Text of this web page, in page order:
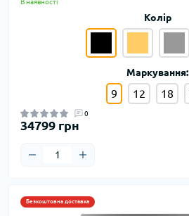
В наявності
Колір
Маркування:
9 12 18
0
34799 грн
Безкоштовна доставка